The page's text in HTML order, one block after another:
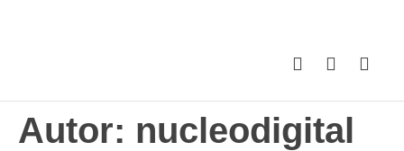
Autor: nucleodigital